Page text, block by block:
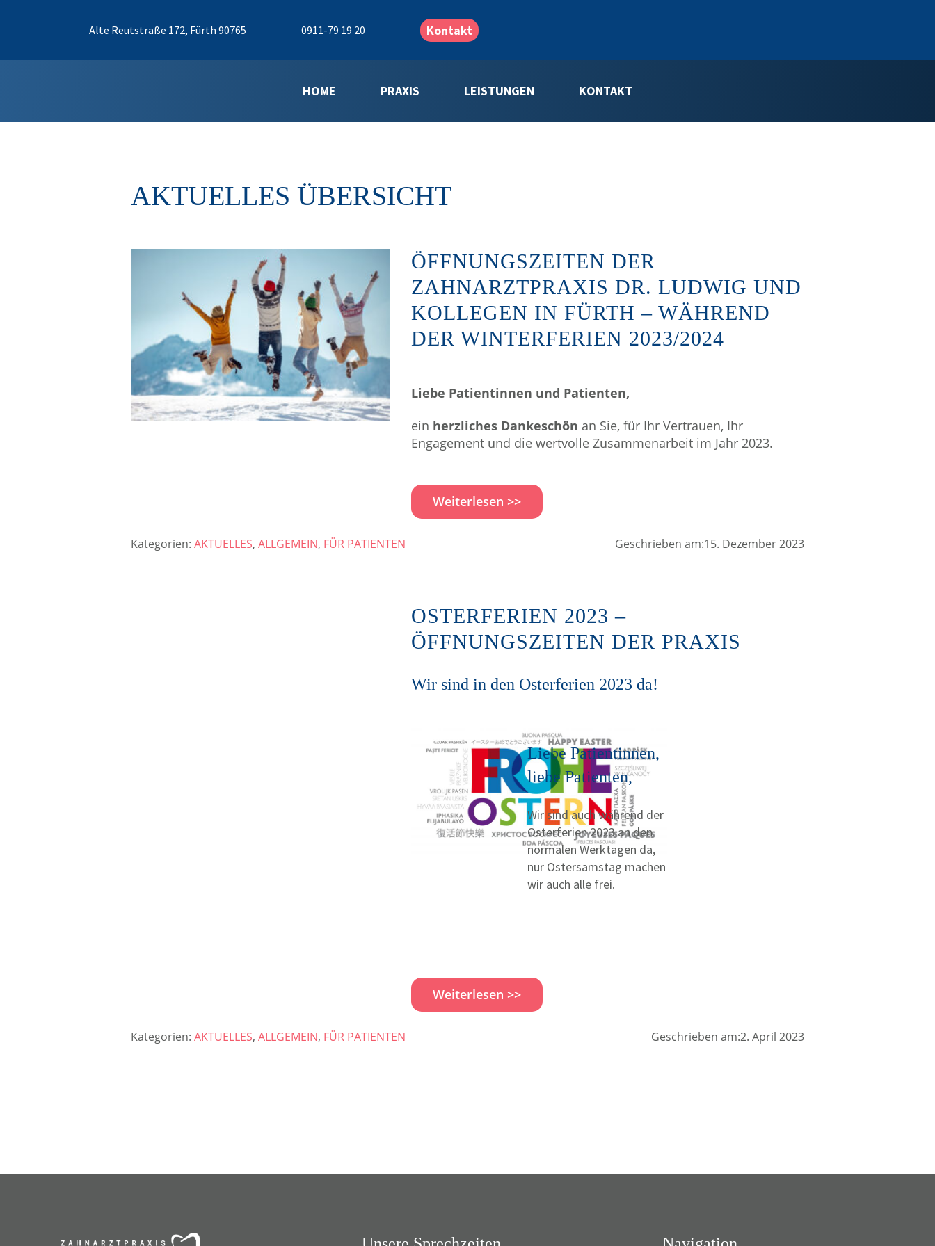
Alte Reutstraße 172, Fürth 90765 0911-79 19 20 Kontakt
HOME PRAXIS LEISTUNGEN KONTAKT
AKTUELLES ÜBERSICHT
ÖFFNUNGSZEITEN DER
ZAHNARZTPRAXIS DR. LUDWIG UND
KOLLEGEN IN FÜRTH – WÄHREND
DER WINTERFERIEN 2023/2024
Liebe Patientinnen und Patienten,
ein herzliches Dankeschön an Sie, für Ihr Vertrauen, Ihr
Engagement und die wertvolle Zusammenarbeit im Jahr 2023.
Weiterlesen >>
Kategorien: AKTUELLES, ALLGEMEIN, FÜR PATIENTEN Geschrieben am:15. Dezember 2023
OSTERFERIEN 2023 –
ÖFFNUNGSZEITEN DER PRAXIS
Wir sind in den Osterferien 2023 da!
Liebe Patientinnen,
liebe Patienten,
Wir sind auch während der
Osterferien 2023 an den
normalen Werktagen da,
nur Ostersamstag machen
wir auch alle frei.
Weiterlesen >>
Kategorien: AKTUELLES, ALLGEMEIN, FÜR PATIENTEN Geschrieben am:2. April 2023